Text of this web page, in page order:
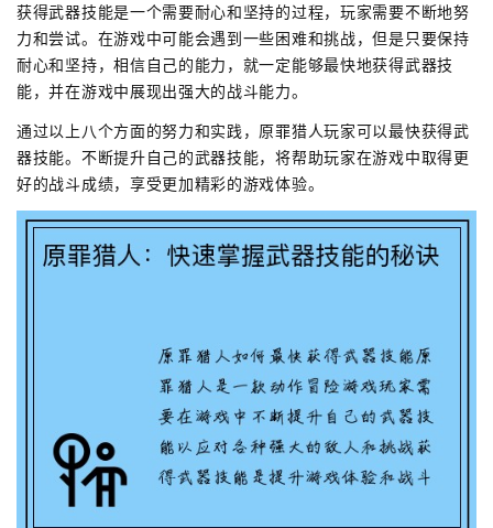
获得武器技能是一个需要耐心和坚持的过程，玩家需要不断地努
力和尝试。在游戏中可能会遇到一些困难和挑战，但是只要保持
耐心和坚持，相信自己的能力，就一定能够最快地获得武器技
能，并在游戏中展现出强大的战斗能力。
通过以上八个方面的努力和实践，原罪猎人玩家可以最快获得武
器技能。不断提升自己的武器技能，将帮助玩家在游戏中取得更
好的战斗成绩，享受更加精彩的游戏体验。